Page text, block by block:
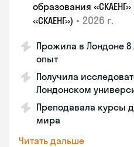
образования
«СКАЕНГ») • 2026 г.
Прожила в Лондоне 8
опыт
Получила
Лондонском
Преподавала курсы
мира
Читать дальше